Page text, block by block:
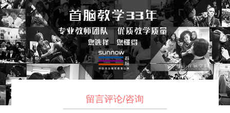
留言评论/咨询